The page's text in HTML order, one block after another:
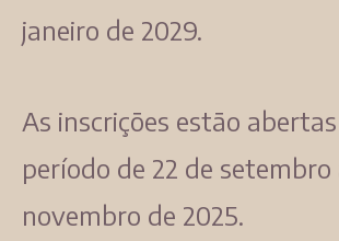
janeiro de 2029.
As inscrições estão
período de 22 de setembro
novembro de 2025.